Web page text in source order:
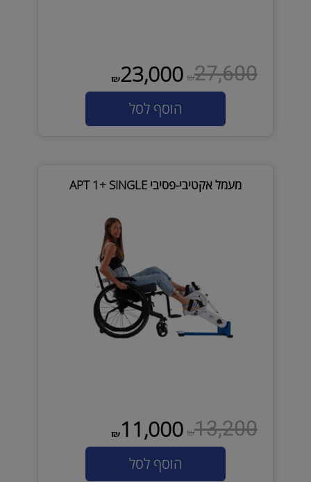
₪27,600
₪23,000
הוסף לסל
מעמל אקטיבי-פסיבי APT 1+ SINGLE
₪13,200
₪11,000
הוסף לסל